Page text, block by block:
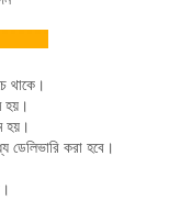
থাকে।
হয়।
হয়।
করা হবে।